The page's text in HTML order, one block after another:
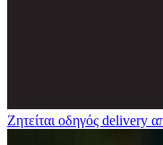
Ζητείται οδηγός delivery